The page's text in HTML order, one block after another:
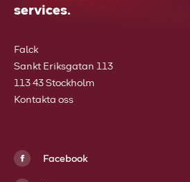
services.
Falck
Sankt Eriksgatan 113
113 43 Stockholm
Kontakta oss
Facebook